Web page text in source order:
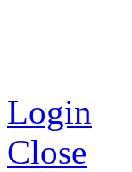
Login
Close